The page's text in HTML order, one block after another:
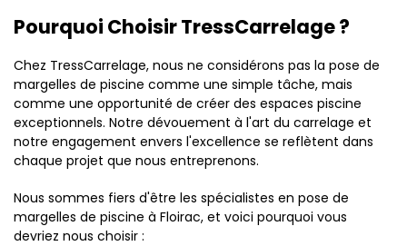
Pourquoi Choisir TressCarrelage ?
Chez TressCarrelage, nous ne considérons pas la pose de
margelles de piscine comme une simple tâche, mais
comme une opportunité de créer des espaces piscine
exceptionnels. Notre dévouement à l'art du carrelage et
notre engagement envers l'excellence se reflètent dans
chaque projet que nous entreprenons.
Nous sommes fiers d'être les spécialistes en pose de
margelles de piscine à Floirac, et voici pourquoi vous
devriez nous choisir :